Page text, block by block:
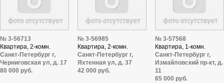
№ 3-56713
Квартира, 2-комн.
Санкт-Петербург г,
Черниговская ул, д. 17
80 000 руб.
№ 3-56985
Квартира, 2-комн.
Санкт-Петербург г,
Яхтенная ул, д. 37
42 000 руб.
№ 3-57568
Квартира, 1-комн.
Санкт-Петербург г,
Измайловский пр-кт, д.
11
65 000 руб.